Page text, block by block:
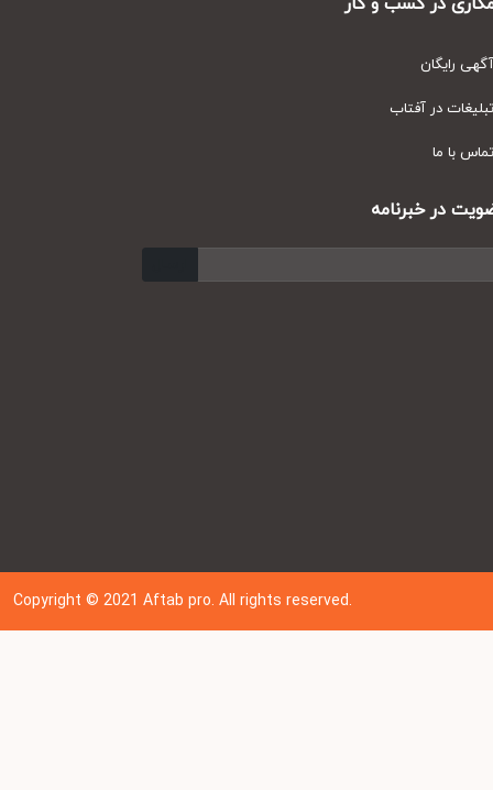
رایگان
در آفتاب
با ما
در خبرنامه
Copyright © 202 1Aftab pro. All rights reserved.